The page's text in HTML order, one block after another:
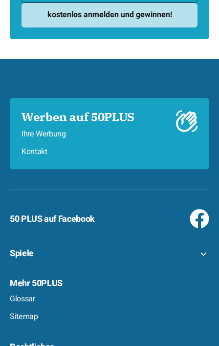
Werben auf 50PLUS
Ihre Werbung
Kontakt
50 PLUS auf Facebook
Spiele
Mehr 50PLUS
Glossar
Sitemap